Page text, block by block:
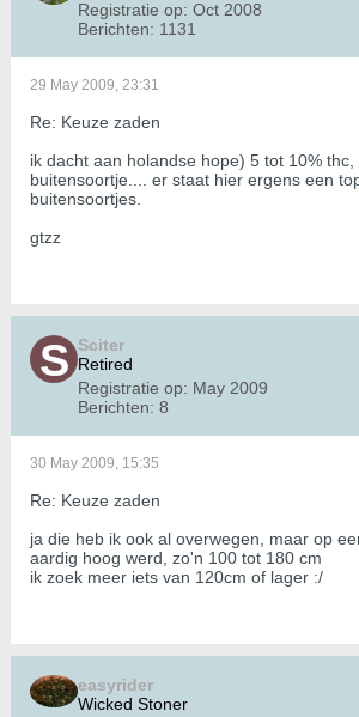
Registratie op: Oct 2008
Berichten: 1131
29 May 2009, 23:31
Re: Keuze zaden
ik dacht aan holandse hope) 5 tot 10% thc,
buitensoortje.... er staat hier ergens een
buitensoortjes.
gtzz
Sciter
Retired
Registratie op: May 2009
Berichten: 8
30 May 2009, 15:35
Re: Keuze zaden
ja die heb ik ook al overwegen, maar op
aardig hoog werd, zo'n 100 tot 180 cm
ik zoek meer iets van 120cm of lager :/
easyrider
Wicked Stoner